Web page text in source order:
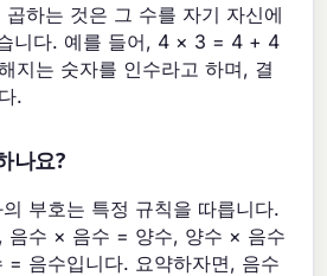
하는 것은 그 수를 자기 자신에
니다. 예를 들어, 4 × 3 = 4 + 4
지는 숫자를 인수라고 하며, 결
.
나요?
부호는 특정 규칙을 따릅니다.
음수 × 음수 = 양수, 양수 × 음수
음수입니다. 요약하자면, 음수